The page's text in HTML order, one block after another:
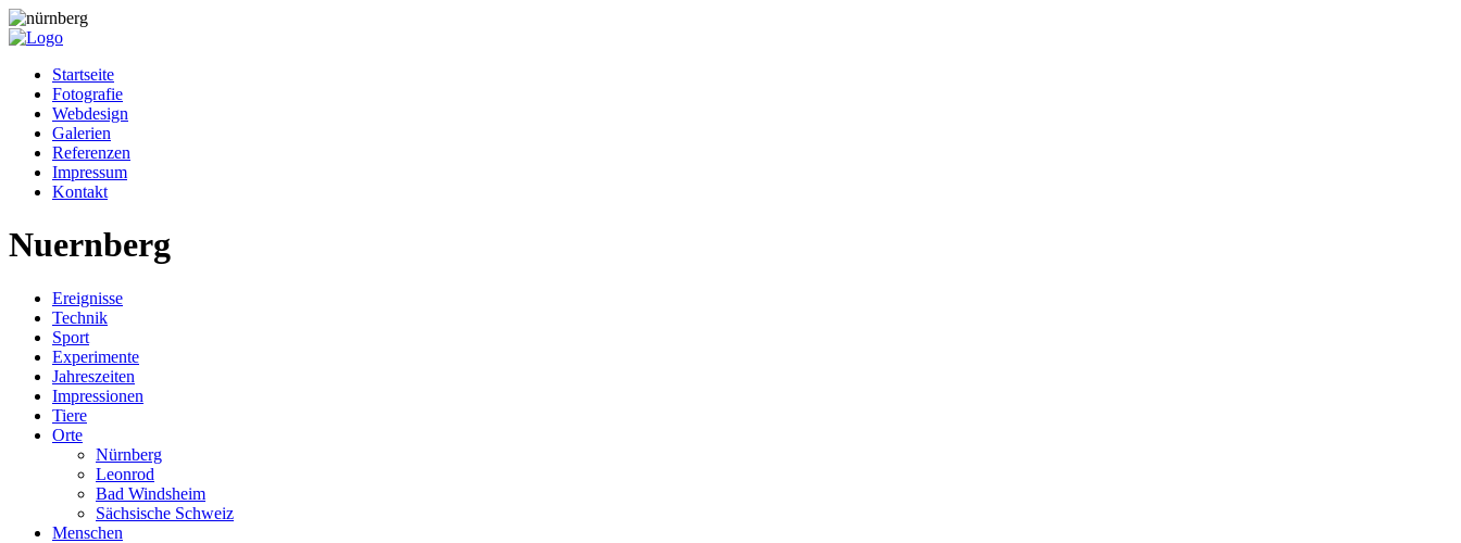
Startseite
Fotografie
Webdesign
Galerien
Referenzen
Impressum
Kontakt
Nuernberg
Ereignisse
Technik
Sport
Experimente
Jahreszeiten
Impressionen
Tiere
Orte
Nürnberg
Leonrod
Bad Windsheim
Sächsische Schweiz
Menschen